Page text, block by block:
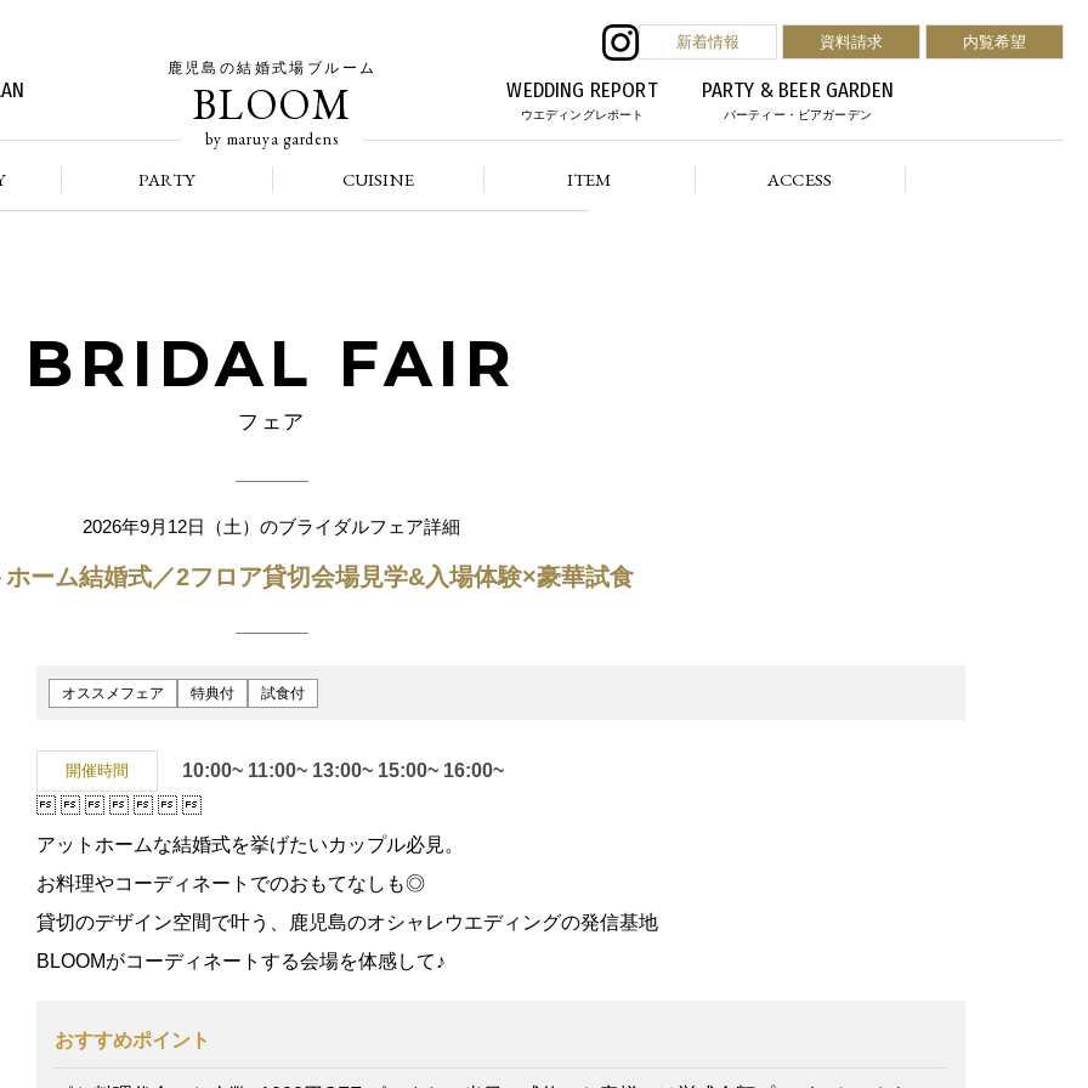
新着情報 資料請求 内覧希望
鹿児島の結婚式場ブルーム
BLOOM WEDDING REPORT
ウエディングレポート
PARTY & BEER GARDEN
パーティー・ビアガーデン
by maruya gardens
PARTY CUISINE ITEM ACCESS
BRIDAL FAIR
フェア
2026年9月12日（土）のブライダルフェア詳細
ホーム結婚式／2フロア貸切会場見学&入場体験×豪華試食
オススメフェア 特典付 試食付
開催時間 10:00~ 11:00~ 13:00~ 15:00~ 16:00~
アットホームな結婚式を挙げたいカップル必見。
お料理やコーディネートでのおもてなしも◎
貸切のデザイン空間で叶う、鹿児島のオシャレウエディングの発信基地
BLOOMがコーディネートする会場を体感して♪
おすすめポイント